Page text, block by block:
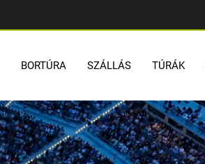
BORTÚRA SZÁLLÁS TÚRÁK